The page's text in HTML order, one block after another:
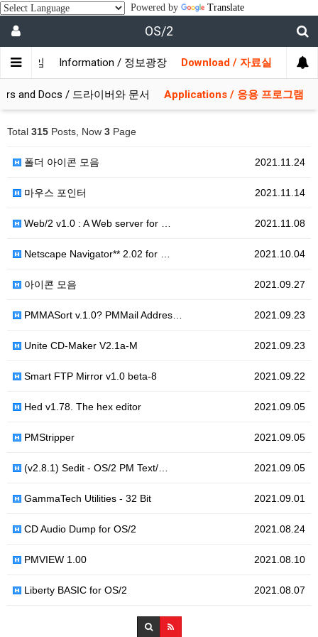
Powered by Translate
OS/2
자모임 Information / 정보광장 Download / 자료실
and Docs / 드라이버와 문서 Applications / 응용 프로그램
Total 315 Posts, Now 3 Page
2021.11.24
폴더 아이콘 모음
2021.11.14
마우스 포인터
2021.11.08
Web/2 v1.0 : A Web server for …
2021.10.04
Netscape Navigator** 2.02 for …
2021.09.27
아이콘 모음
2021.09.23
PMMASort v.1.0? PMMail Addres…
2021.09.23
Unite CD-Maker V2.1a-M
2021.09.22
Smart FTP Mirror v1.0 beta-8
2021.09.05
Hed v1.78. The hex editor
2021.09.05
PMStripper
2021.09.05
(v2.8.1) Sedit - OS/2 PM Text/…
2021.09.01
GammaTech Utilities - 32 Bit
2021.08.24
CD Audio Dump for OS/2
2021.08.10
PMVIEW 1.00
2021.08.07
Liberty BASIC for OS/2